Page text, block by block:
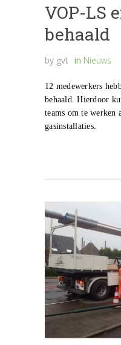
VOP-LS
behaald
by gvt in Nieuws
12 medewerkers
behaald. Hierdoor
teams om te werken
gasinstallaties.